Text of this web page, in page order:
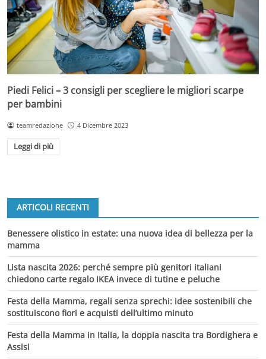
Piedi Felici – 3 consigli per scegliere le migliori scarpe
per bambini
teamredazione 4 Dicembre 2023
Leggi di più
ARTICOLI RECENTI
Benessere olistico in estate: una nuova idea di bellezza per la
mamma
Lista nascita 2026: perché sempre più genitori italiani
chiedono carte regalo IKEA invece di tutine e peluche
Festa della Mamma, regali senza sprechi: idee sostenibili che
sostituiscono fiori e acquisti dell’ultimo minuto
Festa della Mamma in Italia, la doppia nascita tra Bordighera e
Assisi